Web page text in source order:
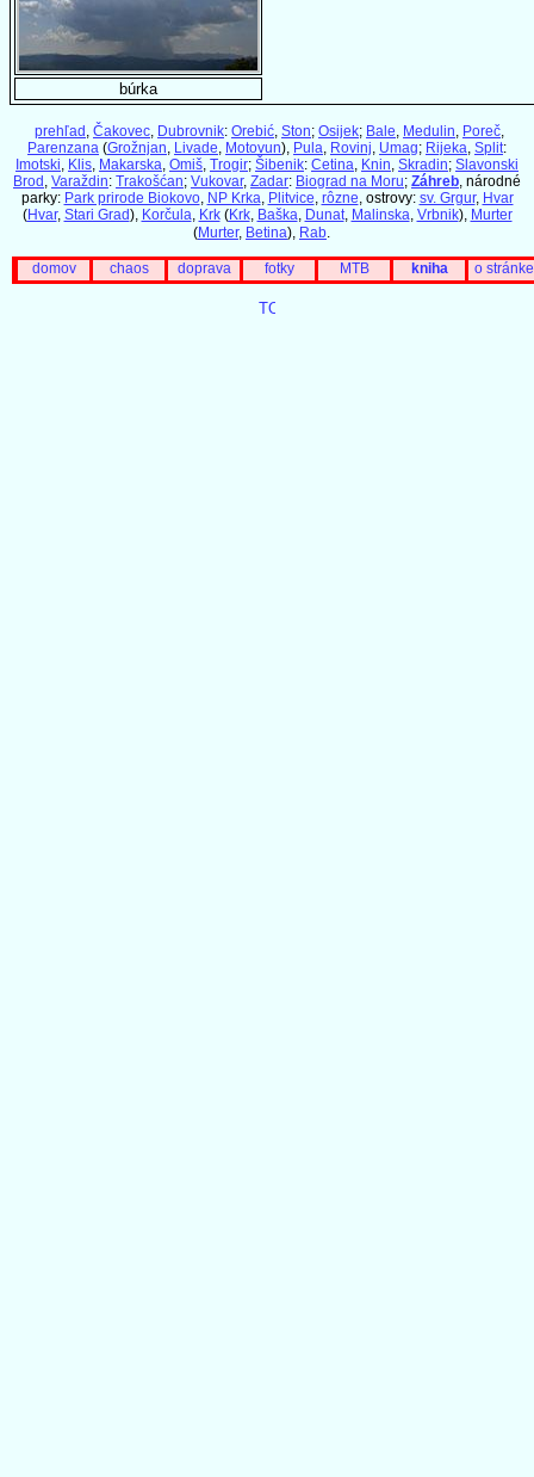
búrka
prehľad Čakovec Dubrovnik: Orebić Ston; Osijek; Bale Medulin Poreč
Parenzana (Grožnjan Livade Motovun), Pula Rovinj Umag; Rijeka Split:
Imotski Klis Makarska Omiš Trogir; Šibenik: Cetina Knin Skradin; Slavonski
Brod Varaždin: Trakošćan; Vukovar, Zadar: Biograd na Moru; Záhreb , národné
parky: Park prirode Biokovo, NP Krka Plitvice rôzne , ostrovy: sv. Grgur, Hvar
(Hvar, Stari Grad), Korčula Krk(Krk, Baška Dunat, Malinska Vrbnik), Murter
(Murter, Betina), Rab
domov chaos doprava fotky MTB kniha o stránke